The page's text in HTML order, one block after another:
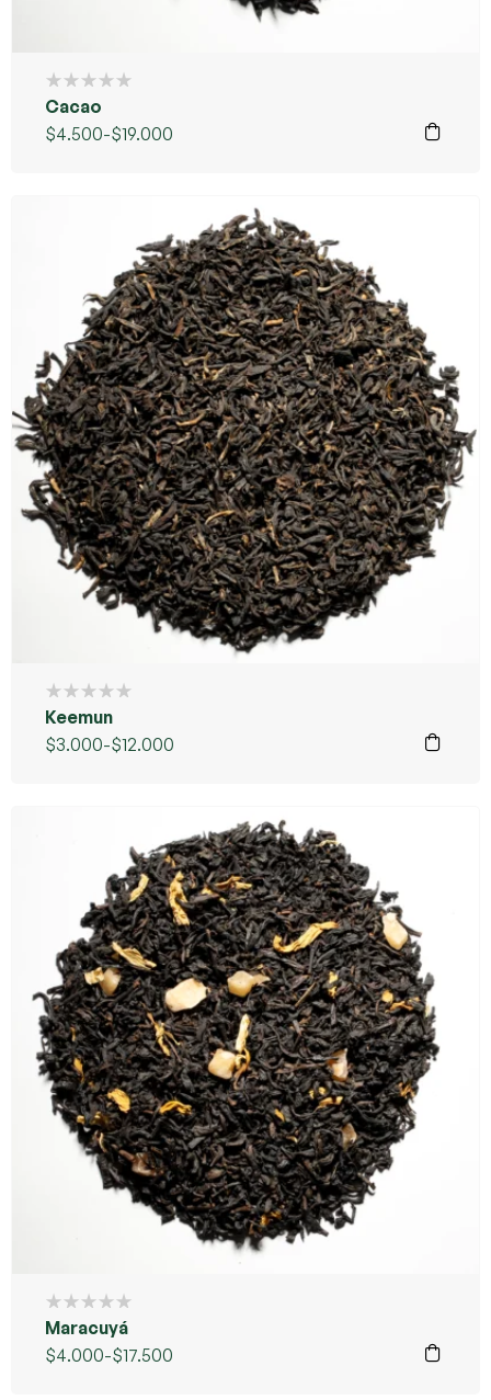
Cacao
$4.500-$19.000
Keemun
$3.000-$12.000
Maracuyá
$4.000-$17.500